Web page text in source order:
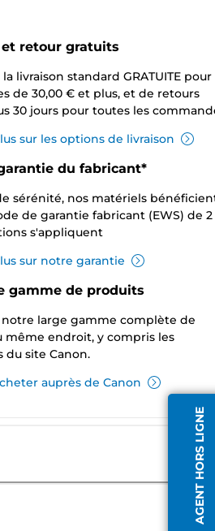
AGENT HORS LIGNE
et retour gratuits
livraison standard GRATUITE pour
de 30,00 € et plus, et de retours
30 jours pour toutes les
sur les options de livraison
du fabricant*
sérénité, nos matériels
de garantie fabricant (EWS) de 2
s'appliquent
sur notre garantie
gamme de produits
notre large gamme complète de
même endroit, y compris les
du site Canon.
auprès de Canon